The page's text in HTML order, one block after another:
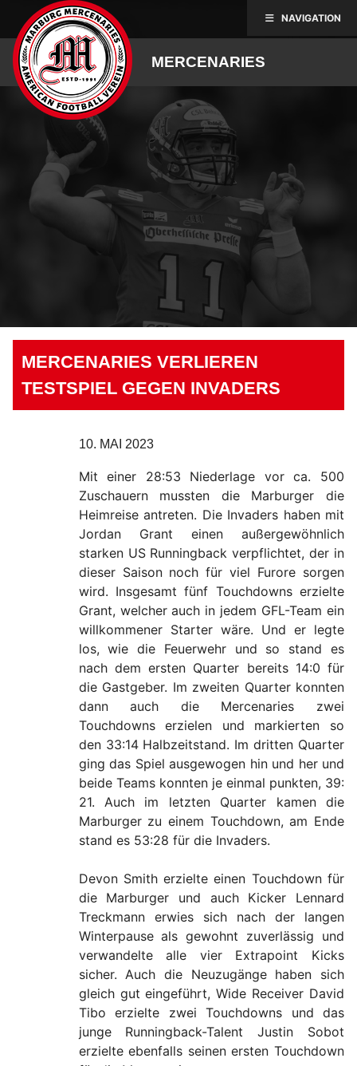
content
MERCENARIES
MERCENARIES VERLIEREN
TESTSPIEL GEGEN INVADERS
10. MAI 2023
Mit einer 28:53 Niederlage vor ca. 500
Zuschauern mussten die Marburger die
Heimreise antreten. Die Invaders haben mit
Jordan Grant einen außergewöhnlich
starken US Runningback verpflichtet, der in
dieser Saison noch für viel Furore sorgen
wird. Insgesamt fünf Touchdowns erzielte
Grant, welcher auch in jedem GFL-Team ein
willkommener Starter wäre. Und er legte
los, wie die Feuerwehr und so stand es
nach dem ersten Quarter bereits 14:0 für
die Gastgeber. Im zweiten Quarter konnten
dann auch die Mercenaries zwei
Touchdowns erzielen und markierten so
den 33:14 Halbzeitstand. Im dritten Quarter
ging das Spiel ausgewogen hin und her und
beide Teams konnten je einmal punkten, 39:
21. Auch im letzten Quarter kamen die
Marburger zu einem Touchdown, am Ende
stand es 53:28 für die Invaders.
Devon Smith erzielte einen Touchdown für
die Marburger und auch Kicker Lennard
Treckmann erwies sich nach der langen
Winterpause als gewohnt zuverlässig und
verwandelte alle vier Extrapoint Kicks
sicher. Auch die Neuzugänge haben sich
gleich gut eingeführt, Wide Receiver David
Tibo erzielte zwei Touchdowns und das
junge Runningback-Talent Justin Sobot
erzielte ebenfalls seinen ersten Touchdown
NAVIGATION